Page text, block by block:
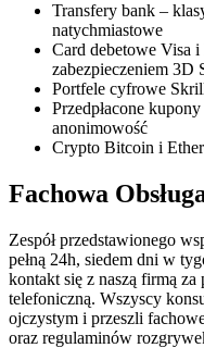
Transfery bank –
natychmiastowe
Card debetowe Visa
zabezpieczeniem 3D
Portfele cyfrowe
Przedpłacone
anonimowość
Crypto Bitcoin i
Fachowa
Zespół przedstawionego
pełną 24h, siedem dni w
kontakt się z naszą firmą
telefoniczną. Wszyscy
ojczystym i przeszli
oraz regulaminów